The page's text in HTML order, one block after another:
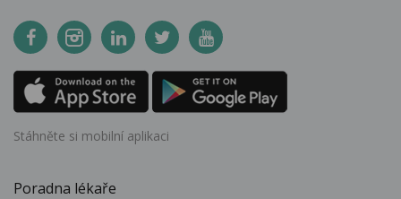
Stáhněte si mobilní aplikaci
Poradna lékaře